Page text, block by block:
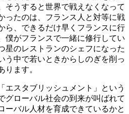
そうすると世界で戦えなくなって
ったのは、フランス人と対等に戦
ら、できるだけ早くフランスに行
僕がフランスで一緒に修行してい
星のレストランのシェフになった
う中で若いときからしのぎを削っ
ります。
エスタブリッシュメント」という
グローバル社会の到来が叫ばれて
ーバル人材を育成できているかと